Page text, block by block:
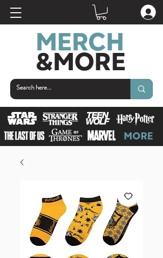
MERCH
&MORE
MORE